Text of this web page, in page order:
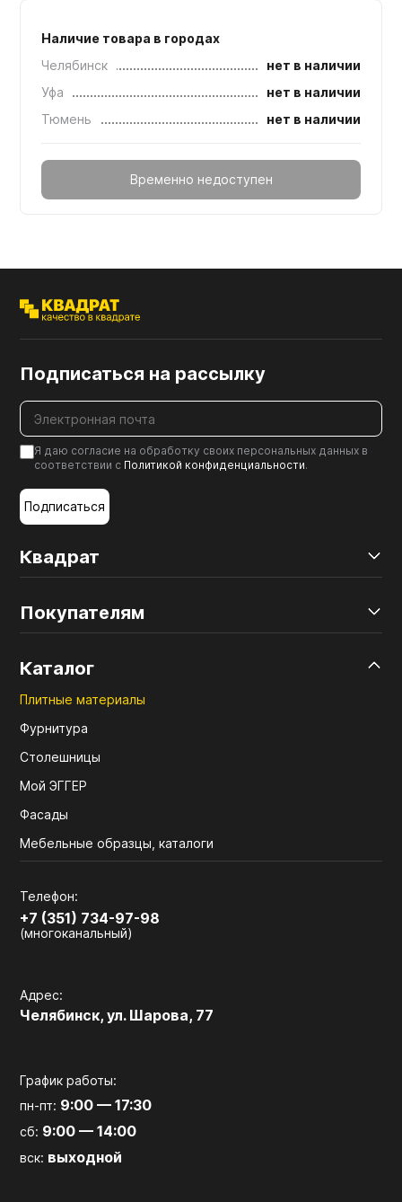
Наличие товара в городах
Челябинск
нет в наличии
Уфа
нет в наличии
Тюмень
нет в наличии
Временно недоступен
Квадрат
Покупателям
Каталог
Плитные материалы
Фурнитура
Столешницы
Мой ЭГГЕР
Фасады
Мебельные образцы, каталоги
Телефон:
+7 (351) 734-97-98
(многоканальный)
Адрес:
Челябинск, ул. Шарова, 77
График работы:
пн-пт: 9:00 — 17:30
сб: 9:00 — 14:00
вск: выходной
Подписаться на рассылку
Я даю согласие на обработку своих персональных данных в
соответствии с Политикой конфиденциальности.
Подписаться